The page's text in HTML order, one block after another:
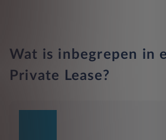
Wat is inbegrepen in
Private Lease?